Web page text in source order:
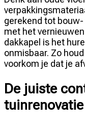
gerekend tot
met het
dakkapel is het
onmisbaar. Zo
voorkom je dat je
De juiste